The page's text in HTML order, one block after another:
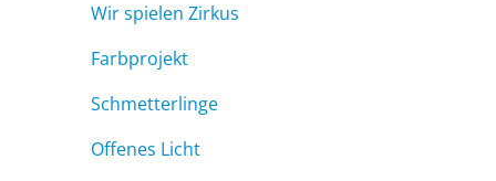
Wir spielen Zirkus
Farbprojekt
Schmetterlinge
Offenes Licht